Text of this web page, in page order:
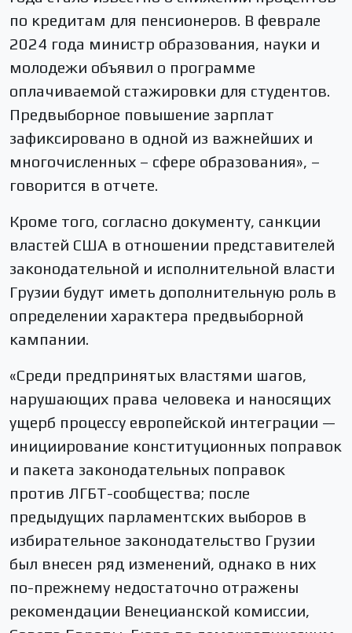
по кредитам для пенсионеров. В феврале
2024 года министр образования, науки и
молодежи объявил о программе
оплачиваемой стажировки для студентов.
Предвыборное повышение зарплат
зафиксировано в одной из важнейших и
многочисленных – сфере образования», –
говорится в отчете.
Кроме того, согласно документу, санкции
властей США в отношении представителей
законодательной и исполнительной власти
Грузии будут иметь дополнительную роль в
определении характера предвыборной
кампании.
«Среди предпринятых властями шагов,
нарушающих права человека и наносящих
ущерб процессу европейской интеграции —
инициирование конституционных поправок
и пакета законодательных поправок
против ЛГБТ-сообщества; после
предыдущих парламентских выборов в
избирательное законодательство Грузии
был внесен ряд изменений, однако в них
по-прежнему недостаточно отражены
рекомендации Венецианской комиссии,